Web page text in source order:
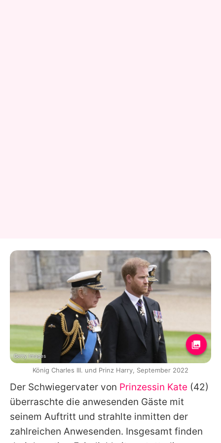
Der Schwiegervater von Prinzessin Kate (42)
überraschte die anwesenden Gäste mit
seinem Auftritt und strahlte inmitten der
zahlreichen Anwesenden. Insgesamt finden
Getty Images
König Charles III. und Prinz Harry, September 2022